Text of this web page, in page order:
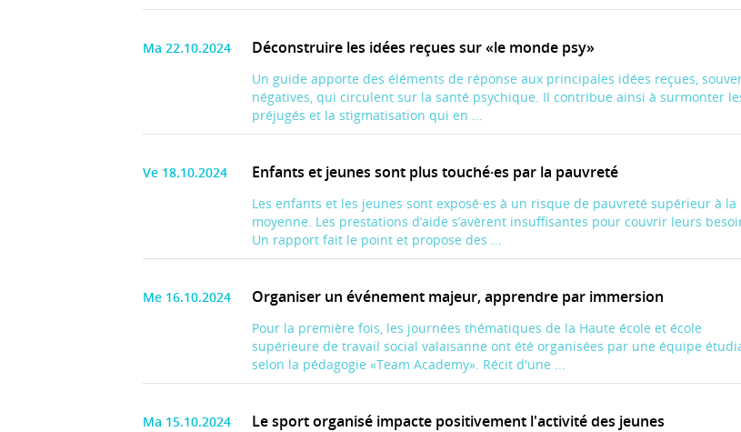
Ma 22.10.2024 Déconstruire les idées reçues sur «le monde psy»
Un guide apporte des éléments de réponse aux principales idées reçues,
négatives, qui circulent sur la santé psychique. Il contribue ainsi à surmonter
préjugés et la stigmatisation qui en ...
Ve 18.10.2024 Enfants et jeunes sont plus touché·es par la pauvreté
Les enfants et les jeunes sont exposé·es à un risque de pauvreté supérieur à la
moyenne. Les prestations d’aide s’avèrent insuffisantes pour couvrir leurs
Un rapport fait le point et propose des ...
Me 16.10.2024 Organiser un événement majeur, apprendre par immersion
Pour la première fois, les journées thématiques de la Haute école et école
supérieure de travail social valaisanne ont été organisées par une équipe
selon la pédagogie «Team Academy». Récit d'une ...
Ma 15.10.2024 Le sport organisé impacte positivement l'activité des jeunes